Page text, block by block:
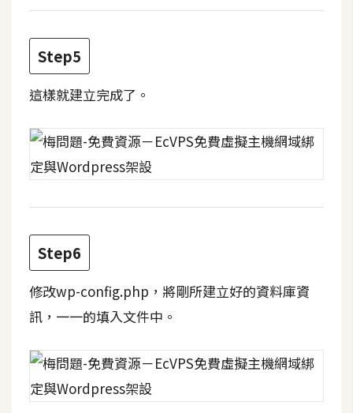
M
A
C
開
箱
梅
開
發
熱
門
文
章
Step5
這樣就建立完成了。
Step6
修改wp-config.php，將剛所建立好的資料庫資
訊，一一的填入文件中。